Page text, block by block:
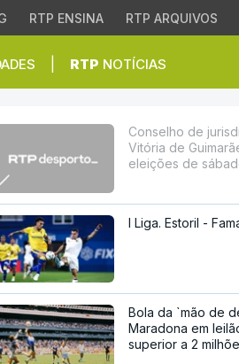
RTP ENSINA RTP ARQUIVOS
RTP NOTÍCIAS
valida
Conselho de
Vitória de
eleições de
I Liga. Estoril -
Bola da `mão de
Maradona em
superior a 2